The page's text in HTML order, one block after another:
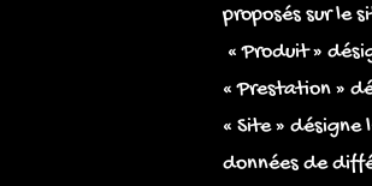
proposés sur le
« Produit »
« Prestation »
« Site »
données de